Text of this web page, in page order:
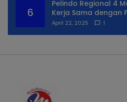
6
Pelindo Regional 4
Kerja Sama dengan
Praktek Lapangan
April 22, 2025 1